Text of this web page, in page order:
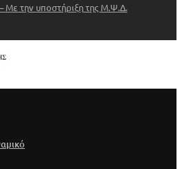
Με την υποστήριξη της Μ.Ψ.Δ.